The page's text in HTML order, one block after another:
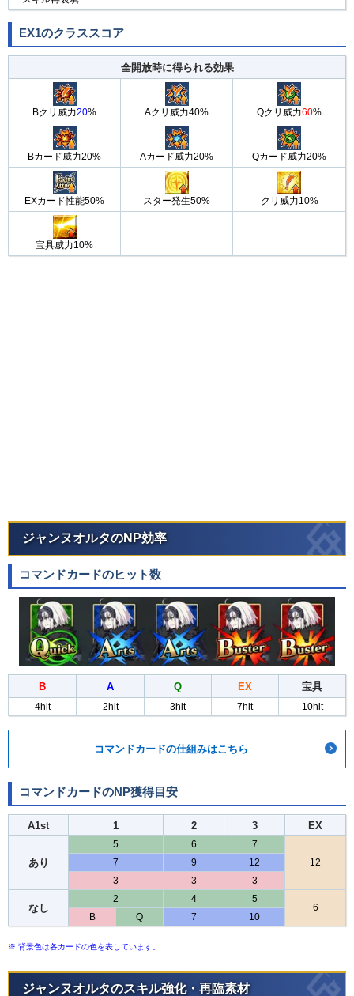
EX1のクラススコア
全開放時に得られる効果
Bクリ威力20% Aクリ威力40% Qクリ威力60%
Bカード威力20% Aカード威力20% Qカード威力20%
EXカード性能50% スター発生50% クリ威力10%
宝具威力10%
ジャンヌオルタのNP効率
コマンドカードのヒット数
B A Q EX 宝具
4hit 2hit 3hit 7hit 10hit
コマンドカードの仕組みはこちら
コマンドカードのNP獲得目安
A1st 1 2 3 EX
あり
5 6
7
12
7 9
12
3
3 3
なし
2 4 5
6
B
Q 7 10
※ 背景色は各カードの色を表しています。
ジャンヌオルタのスキル強化・再臨素材